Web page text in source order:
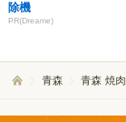
除機
PR(Dreame)
青森 青森 焼肉